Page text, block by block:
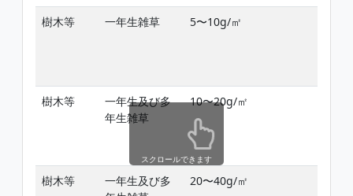
樹木等
一年生雑草 5〜10g/㎡
樹木等
一年生及び多
年生雑草
10〜20g/㎡
樹木等
一年生及び多
20〜40g/㎡
スクロールできます